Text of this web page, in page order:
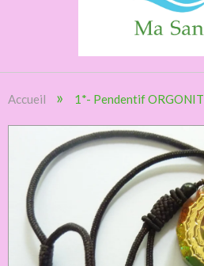
Accueil » 1*- Pendentif